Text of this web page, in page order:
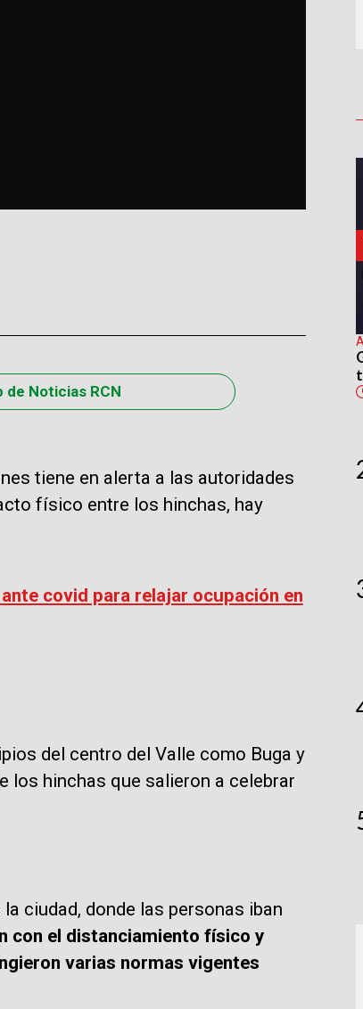
de Noticias RCN
tiene en alerta a las autoridades
físico entre los hinchas, hay
covid para relajar ocupación en
del centro del Valle como Buga y
los hinchas que salieron a celebrar
ciudad, donde las personas iban
con el distanciamiento físico y
varias normas vigentes